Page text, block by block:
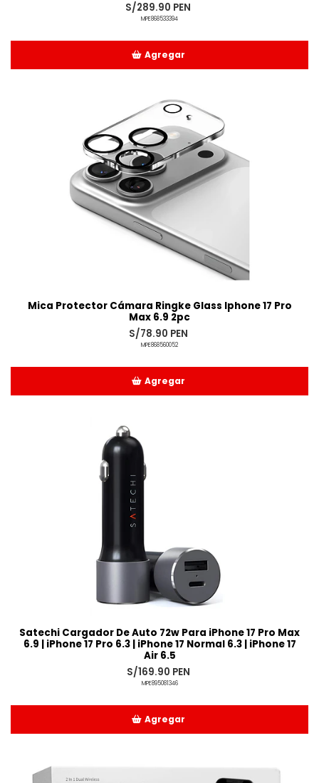
S/289.90 PEN
MPE868533394
Agregar
Mica Protector Cámara Ringke Glass Iphone 17 Pro
Max 6.9 2pc
S/78.90 PEN
MPE868560052
Agregar
Satechi Cargador De Auto 72w Para iPhone 17 Pro Max
6.9 | iPhone 17 Pro 6.3 | iPhone 17 Normal 6.3 | iPhone 17
Air 6.5
S/169.90 PEN
MPE895081346
Agregar